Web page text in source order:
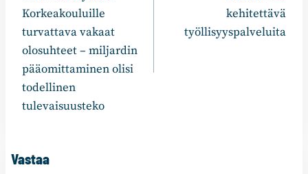
Korkeakouluille
turvattava vakaat
olosuhteet – miljardin
pääomittaminen olisi
todellinen
tulevaisuusteko
kehitettävä
työllisyyspalveluita
Vastaa